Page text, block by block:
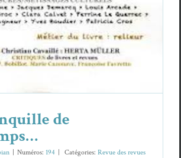
de
Numéros: 194 Caté­gories: Revue des revues